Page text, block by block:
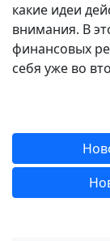
какие идеи
внимания. В
финансовых
себя уже во